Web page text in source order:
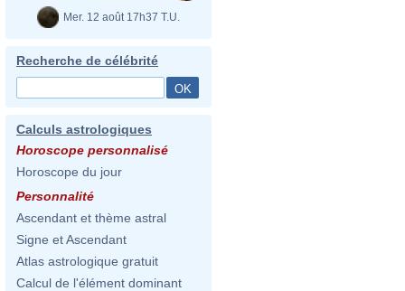
Mer. 12 août 17h37 T.U.
Recherche de célébrité
Calculs astrologiques
Horoscope personnalisé
Horoscope du jour
Personnalité
Ascendant et thème astral
Signe et Ascendant
Atlas astrologique gratuit
Calcul de l'élément dominant